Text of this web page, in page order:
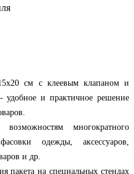
см с клеевым клапаном и
и практичное решение
многократного
одежды, аксессуаров,
и др.
пакета на специальных стендах